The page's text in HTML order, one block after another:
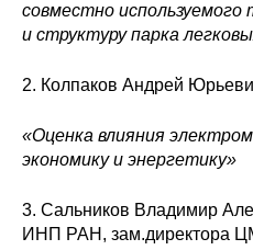
Материалы для
Публикации
Научная жизнь
Проблемы
совместно
и структуру парка
2. Колпаков Андрей
«Оценка влияния
экономику и энергетику»
3. Сальников Владимир
ИНП РАН, зам.директора